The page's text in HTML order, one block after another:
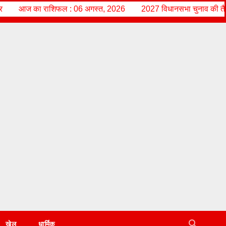
अगस्त, 2026 2027 विधानसभा चुनाव की तैयारी में जुटे राज्य
खेल धार्मिक